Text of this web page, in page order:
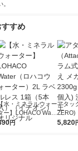
すめ
【水・ミネラルウォー
ー】LOHACO Wate
ロハコウォータ
円
アタッ
ZERO)
詰め替
5,820